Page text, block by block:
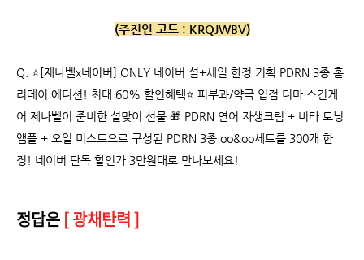
(추천인 코드 : KRQJWBV)
Q. ⭐️[제나벨x네이버] ONLY 네이버 설+세일 한정 기획 PDRN 3종 홀
리데이 에디션! 최대 60% 할인혜택⭐️ 피부과/약국 입점 더마 스킨케
어 제나벨이 준비한 설맞이 선물 🎁 PDRN 연어 자생크림 + 비타 토닝
앰플 + 오일 미스트으로 구성된 PDRN 3종 oo&oo세트를 300개 한
정! 네이버 단독 할인가 3만원대로 만나보세요!
정답은 [ 광채탄력 ]